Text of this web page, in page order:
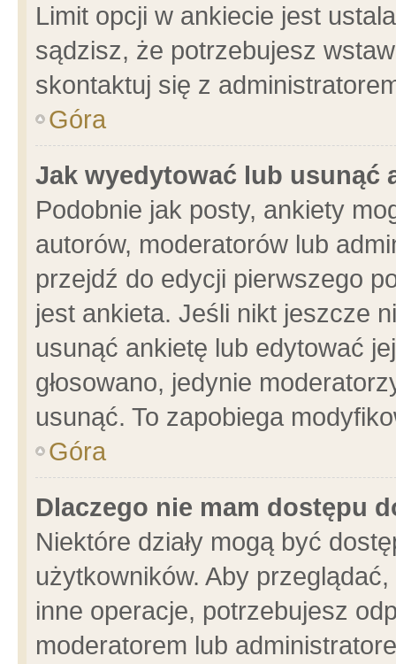
Limit opcji w ankiecie jest
sądzisz, że potrzebujesz
skontaktuj się z
Góra
Jak wyedytować lub usunąć
Podobnie jak posty, ankiety
autorów, moderatorów lub
przejdź do edycji pierwszego
jest ankieta. Jeśli nikt jeszcze
usunąć ankietę lub edytować
głosowano, jedynie
usunąć. To zapobiega
Góra
Dlaczego nie mam dostępu
Niektóre działy mogą być
użytkowników. Aby
inne operacje, potrzebujesz
moderatorem lub